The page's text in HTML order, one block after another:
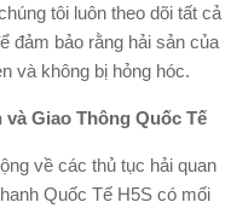
tôi luôn theo dõi tất cả
đảm bảo rằng hải sản của
và không bị hỏng hóc.
Giao Thông Quốc Tế
về các thủ tục hải quan
Quốc Tế H5S có mối